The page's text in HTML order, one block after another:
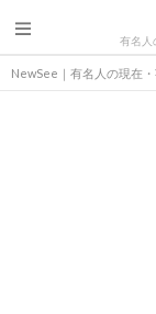
有名人
NewSee｜有名人の現在